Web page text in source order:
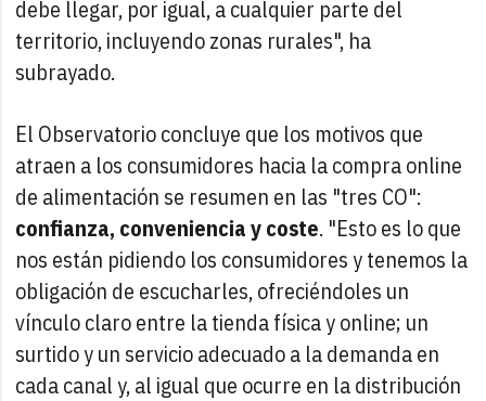
debe llegar, por igual, a cualquier parte del
territorio, incluyendo zonas rurales", ha
subrayado.
El Observatorio concluye que los motivos que
atraen a los consumidores hacia la compra online
de alimentación se resumen en las "tres CO":
confianza, conveniencia y coste. "Esto es lo que
nos están pidiendo los consumidores y tenemos la
obligación de escucharles, ofreciéndoles un
vínculo claro entre la tienda física y online; un
surtido y un servicio adecuado a la demanda en
cada canal y, al igual que ocurre en la distribución